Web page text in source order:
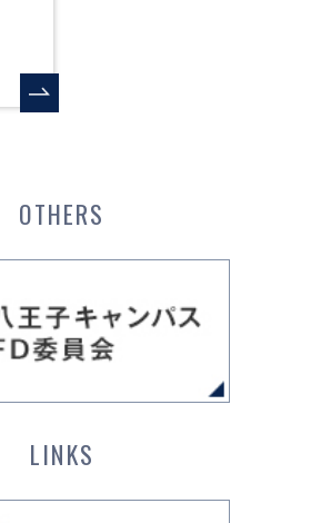
OTHERS
LINKS